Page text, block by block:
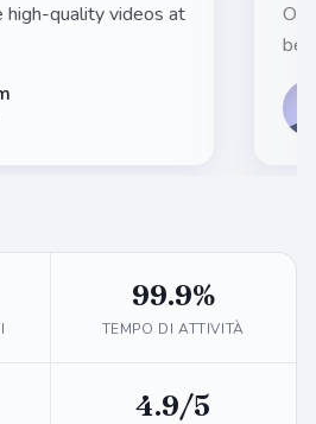
high-quality videos at
Kim
99.9%
TEMPO DI ATTIVITÀ
4.9/5